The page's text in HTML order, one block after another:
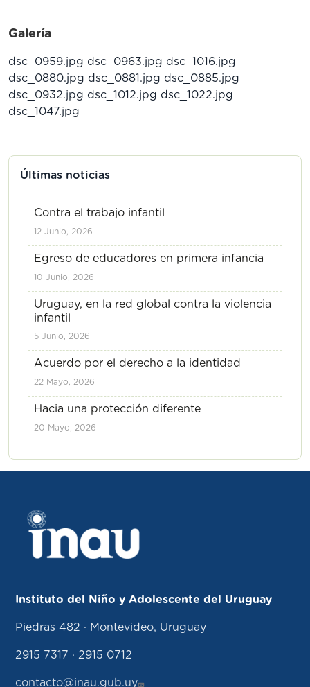
Galería
dsc_0959.jpg dsc_0963.jpg dsc_1016.jpg
dsc_0880.jpg dsc_0881.jpg dsc_0885.jpg
dsc_0932.jpg dsc_1012.jpg dsc_1022.jpg
dsc_1047.jpg
Últimas noticias
Contra el trabajo infantil
12 Junio, 2026
Egreso de educadores en primera infancia
10 Junio, 2026
Uruguay, en la red global contra la violencia
infantil
5 Junio, 2026
Acuerdo por el derecho a la identidad
22 Mayo, 2026
Hacia una protección diferente
20 Mayo, 2026
Instituto del Niño y Adolescente del Uruguay
Piedras 482 · Montevideo, Uruguay
2915 7317 · 2915 0712
contacto@inau.gub.uy